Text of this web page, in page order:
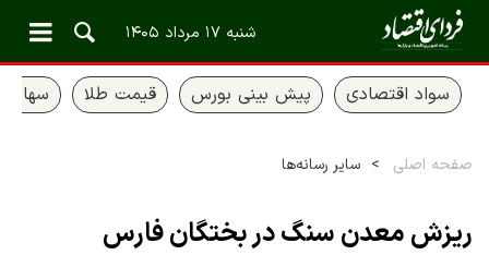
شنبه ۱۷ مرداد ۱۴۰۵
سواد اقتصادی پیش بینی بورس قیمت طلا سهام
صفحه اصلی سایر رسانه‌ها
ریزش معدن سنگ در بختگان فارس